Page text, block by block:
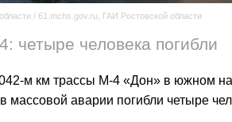
/ 61.mchs.gov.ru, ГАИ Ростовской области
четыре человека погибли
м км трассы М-4 «Дон» в южном
массовой аварии погибли четыре